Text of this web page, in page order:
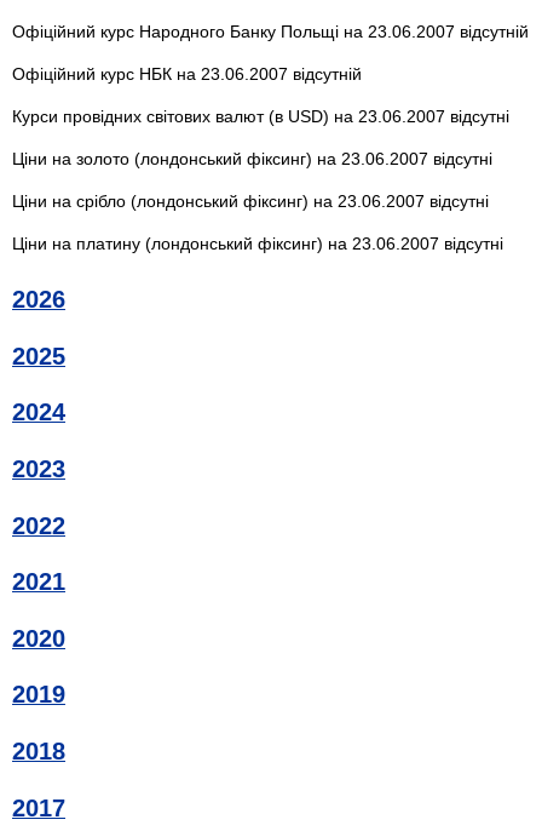
Офіційний курс Народного Банку Польщі на 23.06.2007 відсутній
Офіційний курс НБК на 23.06.2007 відсутній
Курси провідних світових валют (в USD) на 23.06.2007 відсутні
Ціни на золото (лондонський фіксинг) на 23.06.2007 відсутні
Ціни на срібло (лондонський фіксинг) на 23.06.2007 відсутні
Ціни на платину (лондонський фіксинг) на 23.06.2007 відсутні
2026
2025
2024
2023
2022
2021
2020
2019
2018
2017